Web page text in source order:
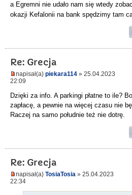
a Egremni nie udało nam się wtedy
okazji Kefalonii na bank spędzimy tam
Re: Grecja
napisał(a) piekara114 » 25.04.2023
22:09
Dzięki za info. A parkingi płatne to ile?
zapłacę, a pewnie na więcej czasu nie
Raczej na samo południe też nie dotrę.
Re: Grecja
napisał(a) TosiaTosia » 25.04.2023
22:34